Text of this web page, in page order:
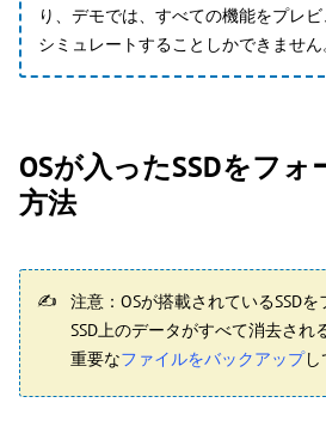
り、デモでは、すべての機能をプレ
シミュレートすることしかできません
OSが入ったSSDをフ
方法
注意：OSが搭載されているSSDを
SSD上のデータがすべて消去され
重要なファイルをバックアップし